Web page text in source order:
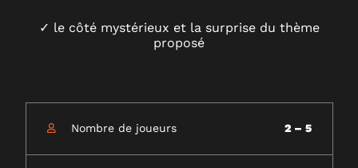
✓ le côté mystérieux et la surprise du thème
proposé
Nombre de joueurs 2 – 5